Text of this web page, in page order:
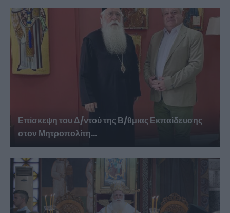
Επίσκεψη του Δ/ντού της Β/θμιας Εκπαίδευσης
στον Μητροπολίτη...